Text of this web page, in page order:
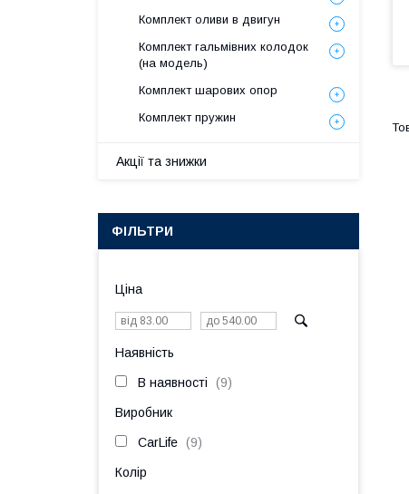
Комплект оливи в двигун
Комплект гальмівних колодок
(на модель)
Комплект шарових опор
Комплект пружин
Акції та знижки
ФІЛЬТРИ
Ціна
Наявність
В наявності 9
Виробник
CarLife 9
Колір